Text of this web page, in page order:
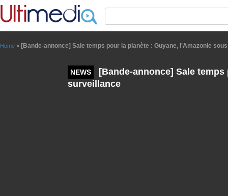
Home > [Bande-annonce] Sale temps pour la planète : Guyane, l'Amazonie
NEWS
[Bande-annonce] Sale
surveillance
Panneau de gestion des cookies